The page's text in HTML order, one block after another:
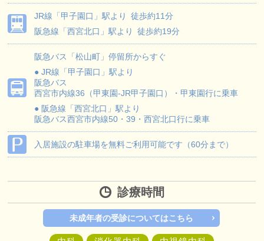
JR線 「甲子園口」駅より徒歩約11分
阪急線 「西宮北口」駅より徒歩約19分
阪急バス
「松山町」停留所からすぐ
● JR線「甲子園口」駅より
阪急バス
西宮市内線36（甲東園-JR甲子園口）・甲東園行に乗車
● 阪急線「西宮北口」駅より
阪急バス西宮市内線50・39・西宮北口行に乗車
入居施設の駐車場を無料ご利用可能です（60分まで）
診療時間
未成年者の受診についてはこちら